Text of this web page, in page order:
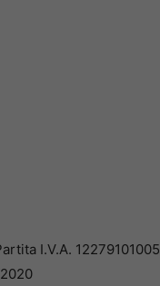
I.V.A. 12279101005